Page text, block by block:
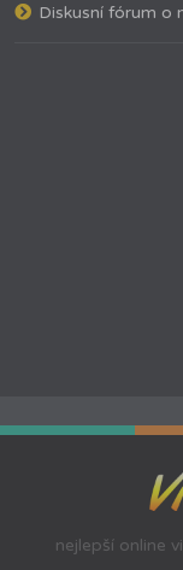
Diskusní fórum o
nejlepší online